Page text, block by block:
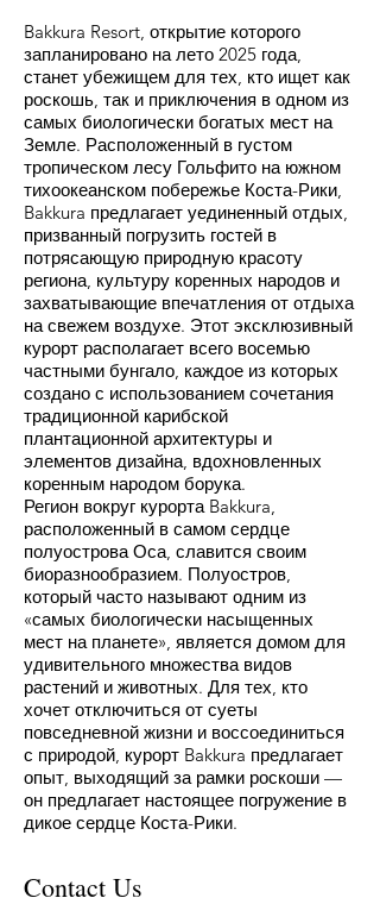
Bakkura Resort, открытие которого
запланировано на лето 2025 года,
станет убежищем для тех, кто ищет как
роскошь, так и приключения в одном из
самых биологически богатых мест на
Земле. Расположенный в густом
тропическом лесу Гольфито на южном
тихоокеанском побережье Коста-Рики,
Bakkura предлагает уединенный отдых,
призванный погрузить гостей в
потрясающую природную красоту
региона, культуру коренных народов и
захватывающие впечатления от отдыха
на свежем воздухе. Этот эксклюзивный
курорт располагает всего восемью
частными бунгало, каждое из которых
создано с использованием сочетания
традиционной карибской
плантационной архитектуры и
элементов дизайна, вдохновленных
коренным народом борука.
Регион вокруг курорта Bakkura,
расположенный в самом сердце
полуострова Оса, славится своим
биоразнообразием. Полуостров,
который часто называют одним из
«самых биологически насыщенных
мест на планете», является домом для
удивительного множества видов
растений и животных. Для тех, кто
хочет отключиться от суеты
повседневной жизни и воссоединиться
с природой, курорт Bakkura предлагает
опыт, выходящий за рамки роскоши —
он предлагает настоящее погружение в
дикое сердце Коста-Рики.
Contact Us